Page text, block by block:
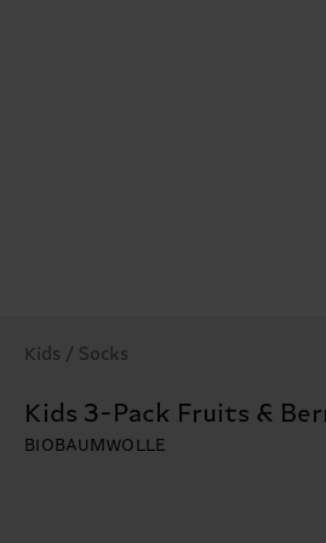
Kids / Socks
Kids 3-Pack Fruits &
BIOBAUMWOLLE